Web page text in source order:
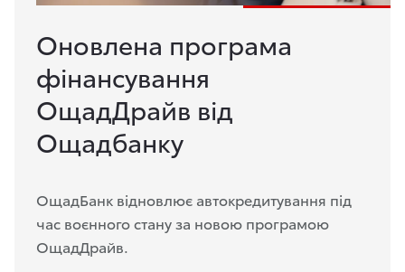
Оновлена програма
фінансування
ОщадДрайв від
Ощадбанку
ОщадБанк відновлює автокредитування під
час воєнного стану за новою програмою
ОщадДрайв.